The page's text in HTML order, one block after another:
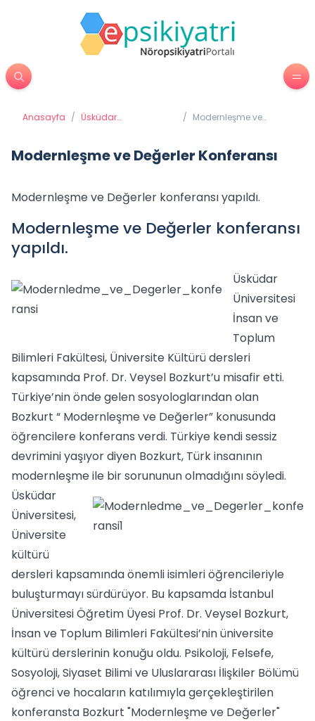
Anasayfa / Üsküdar
/ Modernleşme ve
Modernleşme ve Değerler Konferansı
Modernleşme ve Değerler konferansı yapıldı.
Modernleşme ve Değerler konferansı
yapıldı.
Üsküdar
Üniversitesi
İnsan ve
Toplum
Bilimleri Fakültesi, Üniversite Kültürü dersleri
kapsamında Prof. Dr. Veysel Bozkurt’u misafir etti.
Türkiye’nin önde gelen sosyologlarından olan
Bozkurt “ Modernleşme ve Değerler” konusunda
öğrencilere konferans verdi. Türkiye kendi sessiz
devrimini yaşıyor diyen Bozkurt, Türk insanının
modernleşme ile bir sorununun olmadığını söyledi.
Üsküdar
Üniversitesi,
Üniversite
kültürü
dersleri kapsamında önemli isimleri öğrencileriyle
buluşturmayı sürdürüyor. Bu kapsamda İstanbul
Üniversitesi Öğretim Üyesi Prof. Dr. Veysel Bozkurt,
İnsan ve Toplum Bilimleri Fakültesi’nin üniversite
kültürü derslerinin konuğu oldu. Psikoloji, Felsefe,
Sosyoloji, Siyaset Bilimi ve Uluslararası İlişkiler Bölümü
öğrenci ve hocaların katılımıyla gerçekleştirilen
konferansta Bozkurt "Modernleşme ve Değerler"